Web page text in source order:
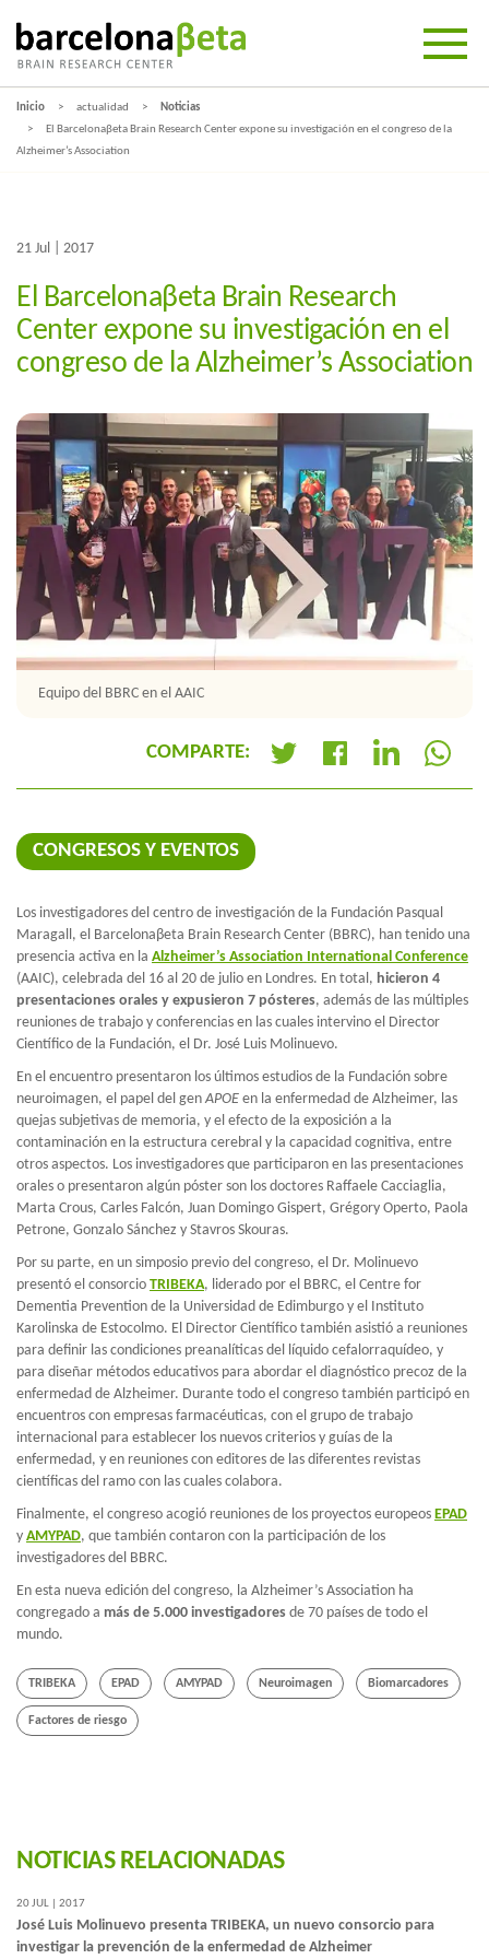
Inicio actualidad
Noticias
El Barcelonaβeta Brain Research Center expone su investigación en el congreso de la
Alzheimer’s Association
21 Jul | 2017
El Barcelonaβeta Brain Research
Center expone su investigación en el
congreso de la Alzheimer’s Association
Equipo del BBRC en el AAIC
COMPARTE:
CONGRESOS Y EVENTOS
Los investigadores del centro de investigación de la Fundación Pasqual
Maragall, el Barcelonaβeta Brain Research Center (BBRC), han tenido una
presencia activa en la Alzheimer’s Association International Conference
(AAIC), celebrada del 16 al 20 de julio en Londres. En total, hicieron 4
presentaciones orales y expusieron 7 pósteres, además de las múltiples
reuniones de trabajo y conferencias en las cuales intervino el Director
Científico de la Fundación, el Dr. José Luis Molinuevo.
En el encuentro presentaron los últimos estudios de la Fundación sobre
neuroimagen, el papel del genAPOE en la enfermedad de Alzheimer, las
quejas subjetivas de memoria, y el efecto de la exposición a la
contaminación en la estructura cerebral y la capacidad cognitiva, entre
otros aspectos. Los investigadores que participaron en las presentaciones
orales o presentaron algún póster son los doctores Raffaele Cacciaglia,
Marta Crous, Carles Falcón, Juan Domingo Gispert, Grégory Operto, Paola
Petrone, Gonzalo Sánchez y Stavros Skouras.
Por su parte, en un simposio previo del congreso, el Dr. Molinuevo
presentó el consorcio TRIBEKA, liderado por el BBRC, el Centre for
Dementia Prevention de la Universidad de Edimburgo y el Instituto
Karolinska de Estocolmo. El Director Científico también asistió a reuniones
para definir las condiciones preanalíticas del líquido cefalorraquídeo, y
para diseñar métodos educativos para abordar el diagnóstico precoz de la
enfermedad de Alzheimer. Durante todo el congreso también participó en
encuentros con empresas farmacéuticas, con el grupo de trabajo
internacional para establecer los nuevos criterios y guías de la
enfermedad, y en reuniones con editores de las diferentes revistas
científicas del ramo con las cuales colabora.
Finalmente, el congreso acogió reuniones de los proyectos europeos EPAD
y AMYPAD, que también contaron con la participación de los
investigadores del BBRC.
En esta nueva edición del congreso, la Alzheimer’s Association ha
congregado a más de 5.000 investigadores de 70 países de todo el
mundo.
TRIBEKA EPAD AMYPAD Neuroimagen Biomarcadores
Factores de riesgo
NOTICIAS RELACIONADAS
20 JUL | 2017
José Luis Molinuevo presenta TRIBEKA, un nuevo consorcio para
investigar la prevención de la enfermedad de Alzheimer